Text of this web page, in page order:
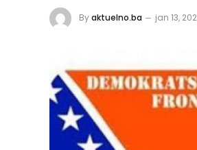
Byaktuelno.ba jan 13,